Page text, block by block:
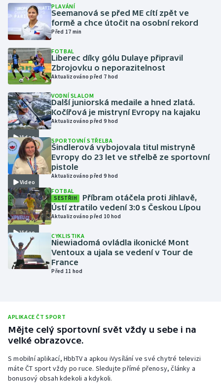
Gymnastika
Házená
Jezdectví
Judo
Krasobruslení
Lezení
Lyže a snowboard
Moderní pětiboj
Motorsport
Olympijské hry
Parasport
Plavání
Ragby
Rychlobruslení
Rychlostní kanoistika
Short track
PLAVÁNÍ
Seemanová se před ME cítí zpět ve
formě a chce útočit na osobní rekord
Před 17 min
FOTBAL
Liberec díky gólu Dulaye připravil
Zbrojovku o neporazitelnost
Aktualizováno před 7 hod
Video
VODNÍ SLALOM
Další juniorská medaile a hned zlatá.
Kočířová je mistryní Evropy na kajaku
Aktualizováno před 9 hod
Video
SPORTOVNÍ STŘELBA
Šindlerová vybojovala titul mistryně
Evropy do 23 let ve střelbě ze sportovní
pistole
Aktualizováno před 9 hod
Video
FOTBAL
SESTŘIH
Příbram otáčela proti Jihlavě,
Ústí ztratilo vedení 3:0 s Českou Lípou
Aktualizováno před 10 hod
CYKLISTIKA
Niewiadomá ovládla ikonické Mont
Ventoux a ujala se vedení v Tour de
France
Před 11 hod
APLIKACE ČT SPORT
Mějte celý sportovní svět vždy u sebe i na
velké obrazovce.
S mobilní aplikací, HbbTV a apkou iVysílání ve své chytré televizi
máte ČT sport vždy po ruce. Sledujte přímé přenosy, články a
bonusový obsah kdekoli a kdykoli.